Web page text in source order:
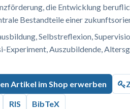
die Entwicklung
Bestandteile einer
Selbstreflexion,
Experiment, Auszubildende,
Artikel im Shop erwerben
RIS BibTeX